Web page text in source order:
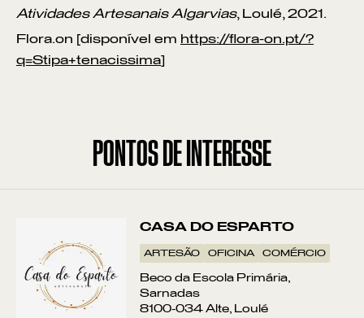
Atividades Artesanais Algarvias, Loulé, 2021.
Flora.on [disponível em https://flora-on.pt/?
q=Stipa+tenacissima]
PONTOS DE INTERESSE
CASA DO ESPARTO
ARTESÃO OFICINA COMÉRCIO
Beco da Escola Primária,
Sarnadas
8100-034 Alte, Loulé